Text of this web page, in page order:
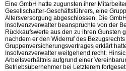
Eine GmbH hatte zugunsten ihrer
Gesellschafter-Geschäftsführers, eine
Altersversorgung abgeschlossen. Die
Insolvenzverwalter beanspruchte von der
Rückkaufswerte aus den zu ihren Gunsten
nachdem er den Widerruf des
Gruppenversicherungsvertrages erklärt
Insolvenzverwalter weitgehend recht.
Arbeitsverhältnis aufgrund einer
Betriebsübernehmer bei Letzterem